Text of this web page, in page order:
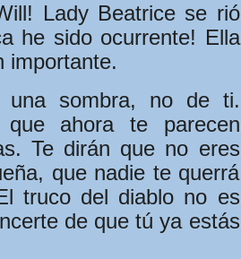
Lady Beatrice se rió
he sido ocurrente! Ella
importante.
sombra, no de ti.
ahora te parecen
Te dirán que no eres
que nadie te querrá
truco del diablo no es
de que tú ya estás